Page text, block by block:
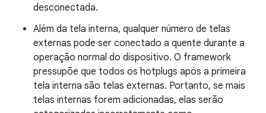
desconectada.
Além da tela interna, qualquer número de telas
externas pode ser conectado a quente durante a
operação normal do dispositivo. O framework
pressupõe que todos os hotplugs após a primeira
tela interna são telas externas. Portanto, se mais
telas internas forem adicionadas, elas serão